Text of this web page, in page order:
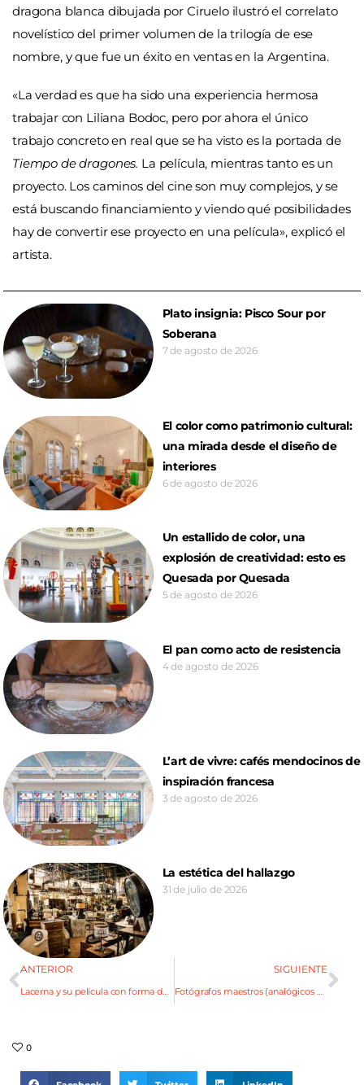
dragona blanca dibujada por Ciruelo ilustró el correlato
novelístico del primer volumen de la trilogía de ese
nombre, y que fue un éxito en ventas en la Argentina.
«La verdad es que ha sido una experiencia hermosa
trabajar con Liliana Bodoc, pero por ahora el único
trabajo concreto en real que se ha visto es la portada de
Tiempo de dragones. La película, mientras tanto es un
proyecto. Los caminos del cine son muy complejos, y se
está buscando financiamiento y viendo qué posibilidades
hay de convertir ese proyecto en una película», explicó el
artista.
Plato insignia: Pisco Sour por
Soberana
7 de agosto de 2026
El color como patrimonio cultural:
una mirada desde el diseño de
interiores
6 de agosto de 2026
Un estallido de color, una
explosión de creatividad: esto es
Quesada por Quesada
5 de agosto de 2026
El pan como acto de resistencia
4 de agosto de 2026
L’art de vivre: cafés mendocinos de
inspiración francesa
3 de agosto de 2026
La estética del hallazgo
31 de julio de 2026
ANTERIOR
Lacerna y su película con forma de disco
SIGUIENTE
Fotógrafos maestros (analógicos o digitales)
0